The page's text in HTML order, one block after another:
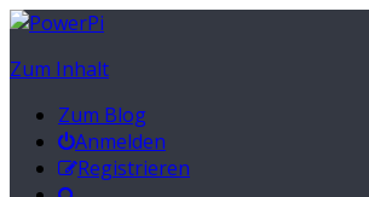
Zum Inhalt
Zum Blog
Anmelden
Registrieren